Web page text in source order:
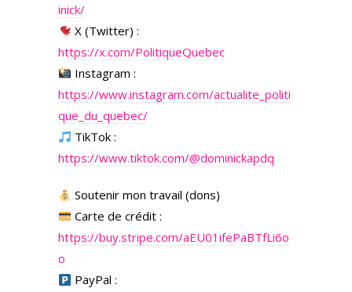
inick/
X (Twitter) :
https://x.com/PolitiqueQuebec
Instagram :
https://www.instagram.com/actualite_politi
que_du_quebec/
TikTok :
https://www.tiktok.com/@dominickapdq
Soutenir mon travail (dons)
Carte de crédit :
https://buy.stripe.com/aEU01ifePaBTfLi6o
o
PayPal :